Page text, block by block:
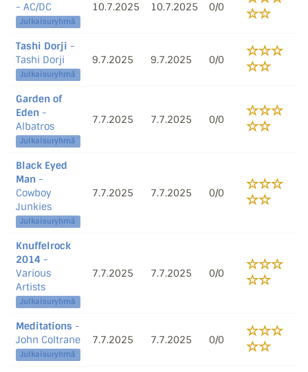
- AC/DC
Julkaisuryhmä
10.7.2025 10.7.2025 0/0
Tashi Dorji -
Tashi Dorji
Julkaisuryhmä
9.7.2025 9.7.2025 0/0
Garden of
Eden -
Albatros
Julkaisuryhmä
7.7.2025 7.7.2025 0/0
Black Eyed
Man -
Cowboy
Junkies
Julkaisuryhmä
7.7.2025 7.7.2025 0/0
Knuffelrock
2014 -
Various
Artists
Julkaisuryhmä
7.7.2025 7.7.2025 0/0
Meditations -
John Coltrane
Julkaisuryhmä
7.7.2025 7.7.2025 0/0